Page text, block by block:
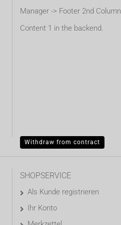
Manager -> Footer 2nd Column
Content 1 in the backend.
Withdraw from contract
SHOPSERVICE
Als Kunde registrieren
Ihr Konto